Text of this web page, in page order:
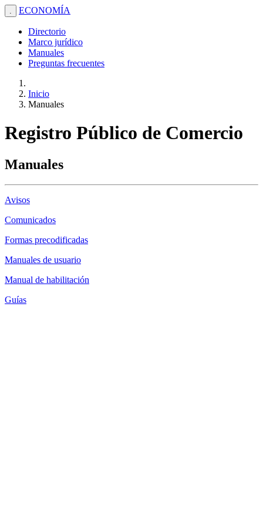
. ECONOMÍA
Directorio
Marco jurídico
Manuales
Preguntas frecuentes
Inicio
Manuales
Registro Público de Comercio
Manuales
Avisos
Comunicados
Formas precodificadas
Manuales de usuario
Manual de habilitación
Guías